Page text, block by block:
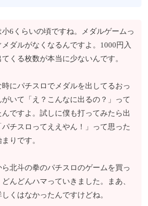
小6くらいの頃ですね。メダルゲームっ
メダルがなくなるんですよ。1000円入
てくる枚数が本当に少ないんです。
時にパチスロでメダルを出してるおっ
がいて「え？こんなに出るの？」って
んですよ。試しに僕も打ってみたら出
パチスロってええやん！」って思った
りです。
ら北斗の拳のパチスロのゲームを買っ
どんどんハマっていきました。まあ、
くはなかったんですけどね。